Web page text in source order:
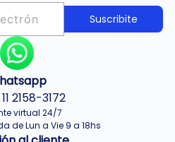
Suscribite
2158-3172
virtual 24/7
de Lun a Vie 9 a 18hs